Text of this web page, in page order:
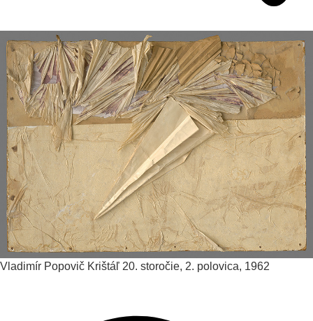
Vladimír Popovič Krištáľ 20. storočie, 2. polovica, 1962